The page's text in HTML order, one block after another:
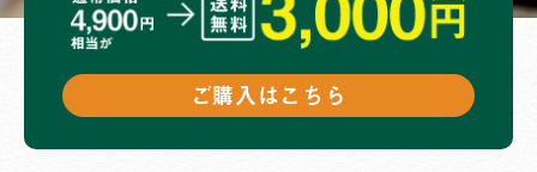
ご購入はこちら